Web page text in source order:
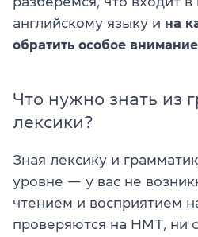
английскому языку и на
обратить особое внимание
Что нужно знать из
лексики?
Зная лексику и
уровне — у вас не
чтением и восприятием
проверяются на НМТ, ни